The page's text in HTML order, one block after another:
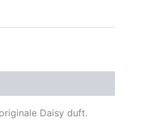
Daisy duft.